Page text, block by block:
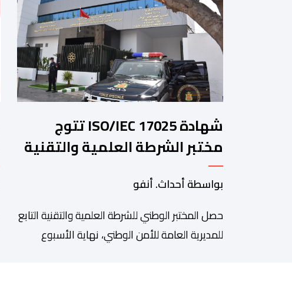
شهادة ISO/IEC 17025 تتوج
مختبر الشرطة العلمية والتقنية
للأمن الوطني في مختلف الخبرات
الجنائية
بواسطة أحداث. أنفو
حصل المختبر الوطني للشرطة العلمية والتقنية التابع
للمديرية العامة للأمن الوطني، نهاية الأسبوع